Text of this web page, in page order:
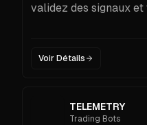
validez des signaux
charge les alertes, la
Voir Détails
TELEMETRY
Trading Bots